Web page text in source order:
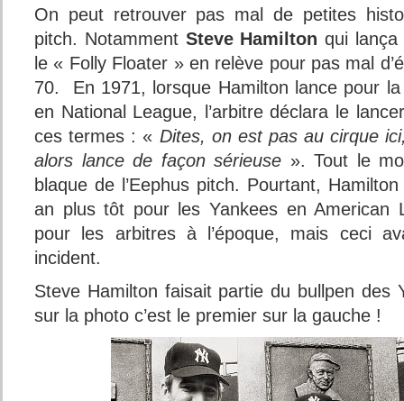
On peut retrouver pas mal de petites
pitch. Notamment Steve Hamilton qui lança
le « Folly Floater » en relève pour pas mal
70. En 1971, lorsque Hamilton lance pour
en National League, l’arbitre déclara le
ces termes : « Dites, on est pas au cirque
alors lance de façon sérieuse ». Tout le
blaque de l’Eephus pitch. Pourtant,
an plus tôt pour les Yankees en American
pour les arbitres à l’époque, mais ceci
incident.
Steve Hamilton faisait partie du bullpen des
sur la photo c’est le premier sur la gauche !